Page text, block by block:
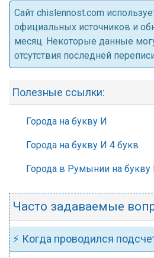
Cайт chislennost.com
официальных источников и
месяц. Некоторые данные
отсутствия последней
Полезные ссылки:
Города на букву И
Города на букву И 4 букв
Города в Румынии на букву
Часто задаваемые
⚡ Когда проводился